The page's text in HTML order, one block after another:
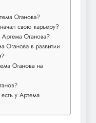
Оганова?
свою карьеру?
Оганова?
Оганова в развитии
Оганова на
у Артема